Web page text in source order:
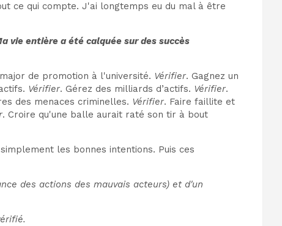
ce qui compte. J'ai longtemps eu du mal à être
vie entière a été calquée sur des succès
de promotion à l'université. Vérifier. Gagnez un
Vérifier. Gérez des milliards d’actifs. Vérifier.
des menaces criminelles. Vérifier. Faire faillite et
. Croire qu'une balle aurait raté son tir à bout
les bonnes intentions. Puis ces
des actions des mauvais acteurs) et d'un